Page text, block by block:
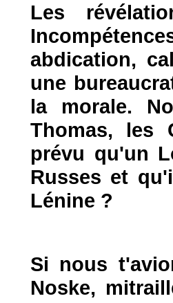
Les
abdication,
une
la morale.
Thomas, les
prévu qu'un
Russes et
Lénine ?
Si nous
Noske,